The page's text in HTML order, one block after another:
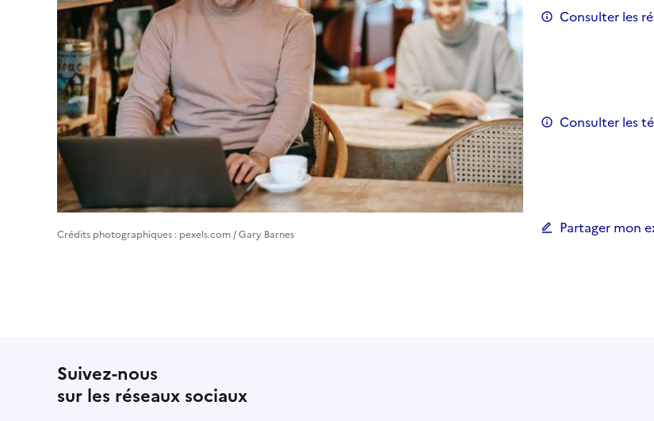
Crédits photographiques : pexels.com / Gary Barnes
Consulter les
Consulter les
Partager mon
Suivez-nous
sur les réseaux sociaux